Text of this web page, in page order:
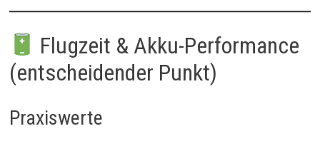
Flugzeit & Akku-Performance
(entscheidender Punkt)
Praxiswerte